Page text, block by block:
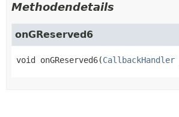
Methodendetails
onGReserved6
void onGReserved6(CallbackHandler